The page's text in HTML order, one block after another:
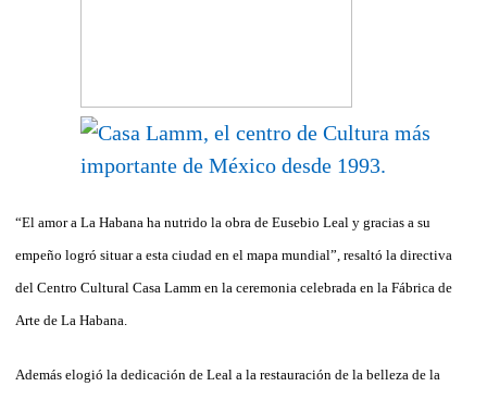
“El amor a La Habana ha nutrido la obra de Eusebio Leal y gracias a su
empeño logró situar a esta ciudad en el mapa mundial”, resaltó la directiva
del Centro Cultural Casa Lamm en la ceremonia celebrada en la Fábrica de
Arte de La Habana.
Además elogió la dedicación de Leal a la restauración de la belleza de la